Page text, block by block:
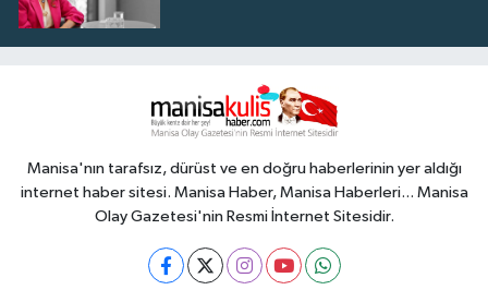
Manisa'nın tarafsız, dürüst ve en doğru haberlerinin yer aldığı
internet haber sitesi. Manisa Haber, Manisa Haberleri... Manisa
Olay Gazetesi'nin Resmi İnternet Sitesidir.